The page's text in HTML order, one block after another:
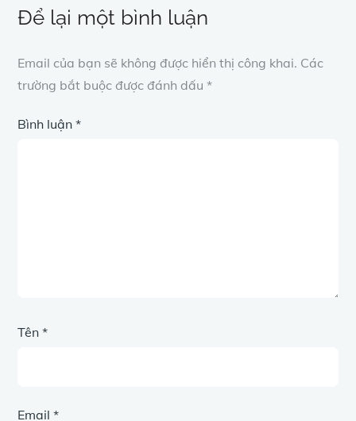
Để lại một bình luận
Email của bạn sẽ không được hiển thị công khai. Các
trường bắt buộc được đánh dấu*
Bình luận*
Tên*
Email*